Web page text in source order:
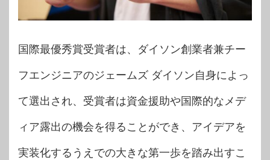
国際最優秀賞受賞者は、ダイソン創業者兼チー
フエンジニアのジェームズ ダイソン自身によっ
て選出され、受賞者は資金援助や国際的なメデ
ィア露出の機会を得ることができ、アイデアを
実装化するうえでの大きな第一歩を踏み出すこ